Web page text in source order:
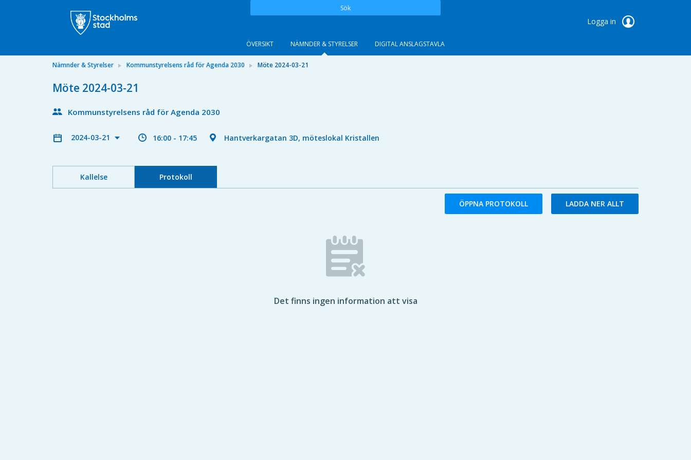
Sök
Logga in
ÖVERSIKT NÄMNDER & STYRELSER DIGITAL ANSLAGSTAVLA
Nämnder & Styrelser Kommunstyrelsens råd för Agenda 2030 Möte 2024-03-21
Möte 2024-03-21
Kommunstyrelsens råd för Agenda 2030
2024-03-21 16:00 - 17:45 Hantverkargatan 3D, möteslokal Kristallen
Kallelse Protokoll
ÖPPNA PROTOKOLL LADDA NER ALLT
Det finns ingen information att visa